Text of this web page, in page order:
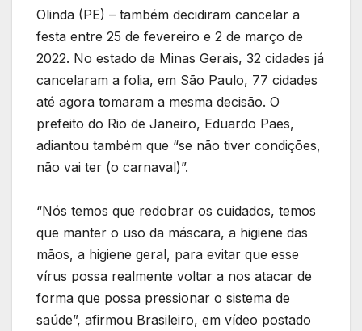
Olinda (PE) – também decidiram cancelar a
festa entre 25 de fevereiro e 2 de março de
2022. No estado de Minas Gerais, 32 cidades já
cancelaram a folia, em São Paulo, 77 cidades
até agora tomaram a mesma decisão. O
prefeito do Rio de Janeiro, Eduardo Paes,
adiantou também que “se não tiver condições,
não vai ter (o carnaval)”.
“Nós temos que redobrar os cuidados, temos
que manter o uso da máscara, a higiene das
mãos, a higiene geral, para evitar que esse
vírus possa realmente voltar a nos atacar de
forma que possa pressionar o sistema de
saúde”, afirmou Brasileiro, em vídeo postado